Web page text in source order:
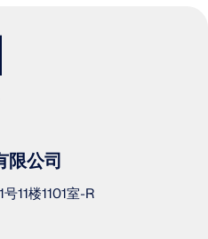
限公司
11楼1101室-R